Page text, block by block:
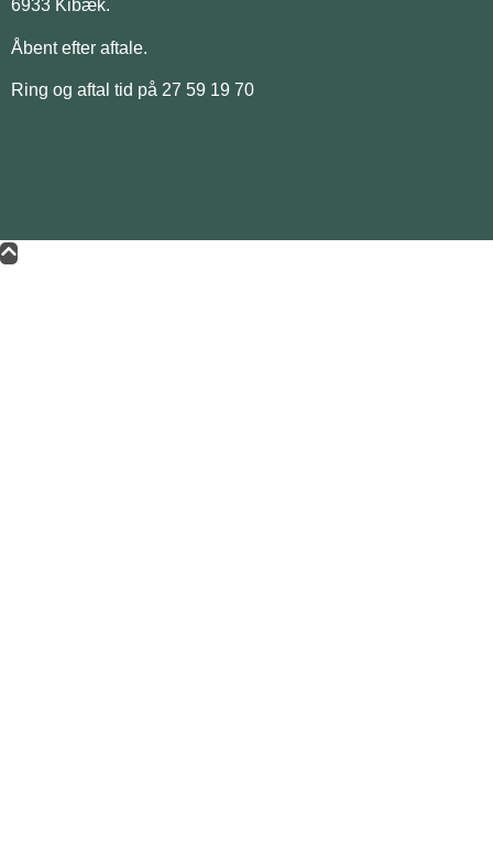
6933 Kibæk.
Åbent efter aftale.
Ring og aftal tid på 27 59 19 70